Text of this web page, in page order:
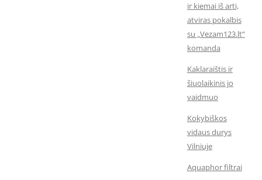
ir kiemai iš arti,
atviras pokalbis
su „Vezam123.lt“
komanda
Kaklaraištis ir
šiuolaikinis jo
vaidmuo
Kokybiškos
vidaus durys
Vilniuje
Aquaphor filtrai